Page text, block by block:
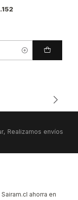
Realizamos envíos
ahorra en